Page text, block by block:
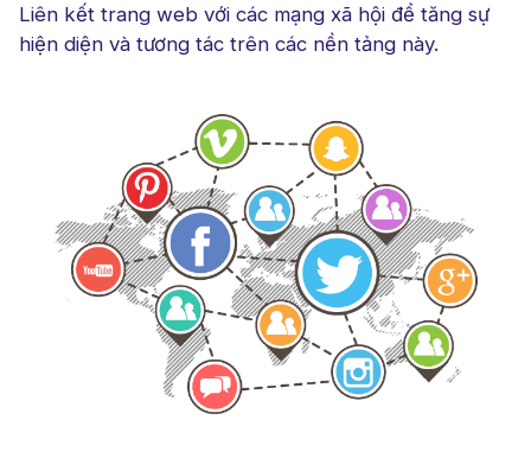
Liên kết trang web với các mạng xã hội để tăng sự
hiện diện và tương tác trên các nền tảng này.